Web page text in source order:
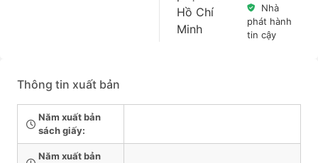
Nhà
phát hành
tin cậy
Thông tin xuất bản
Năm xuất bản
sách giấy:
Năm xuất bản